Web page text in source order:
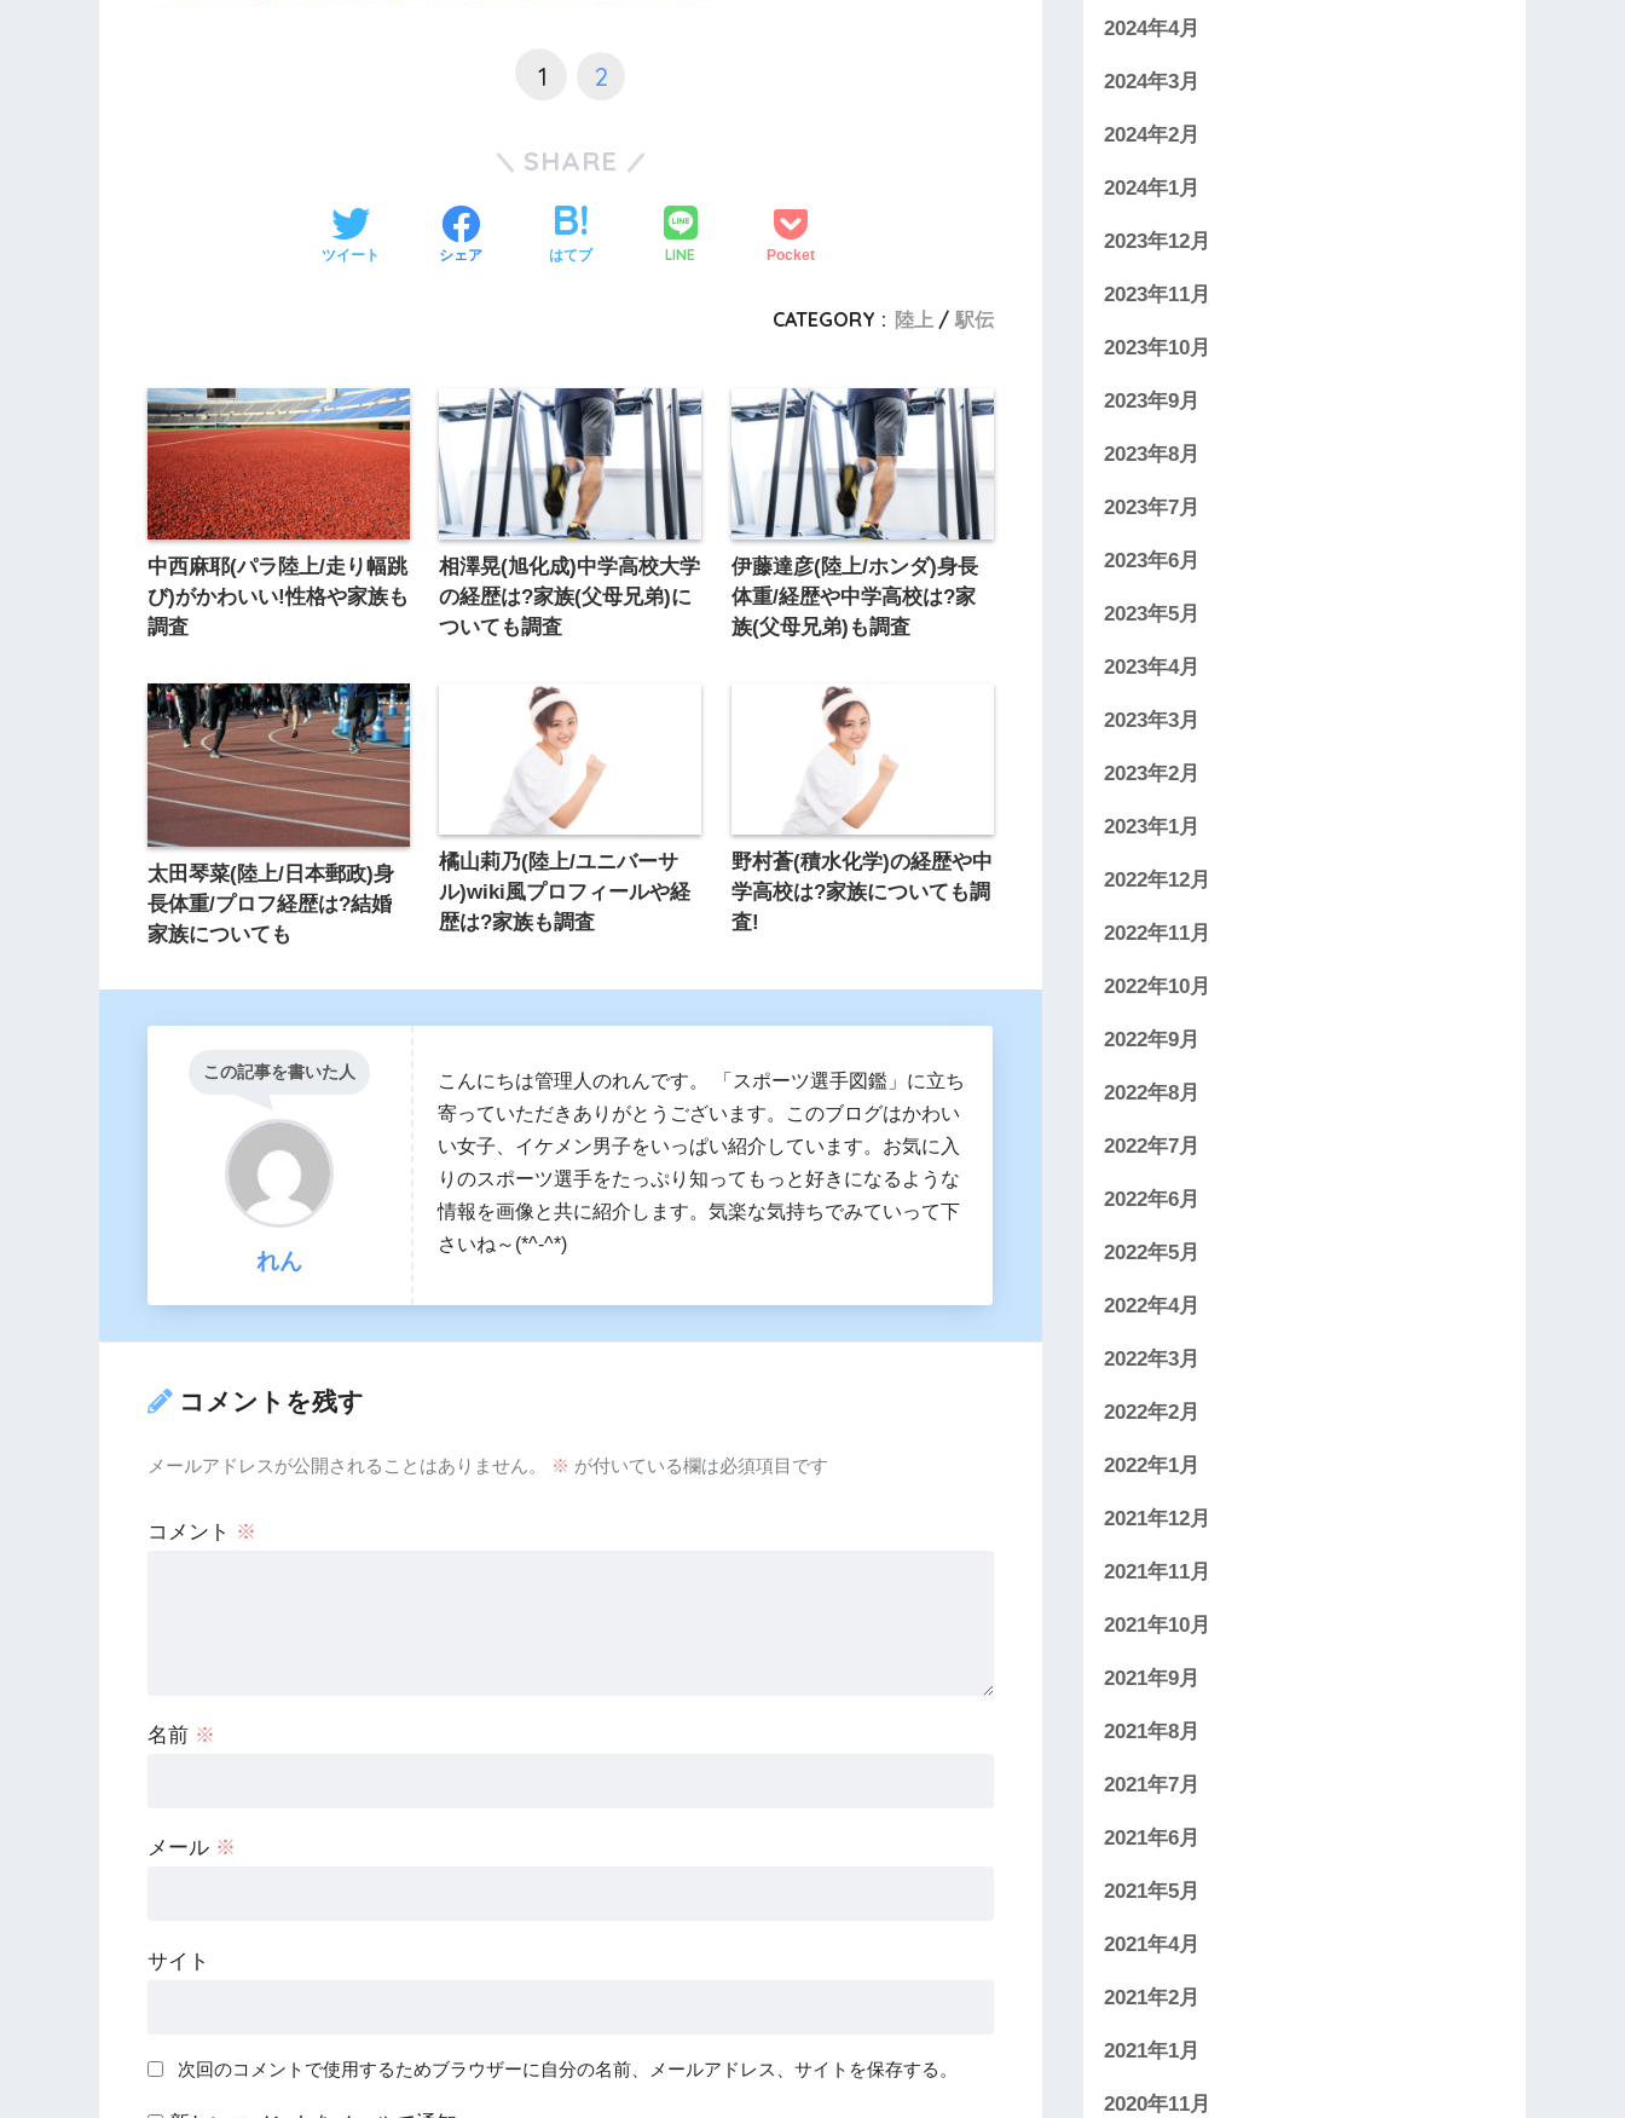
1 2
SHARE
ツイート シェア はてブ LINE Pocket
CATEGORY : 陸上 駅伝
中西麻耶(パラ陸上/走り幅跳
び)がかわいい!性格や家族も
調査
相澤晃(旭化成)中学高校大学
の経歴は?家族(父母兄弟)に
ついても調査
伊藤達彦(陸上/ホンダ)身長
体重/経歴や中学高校は?家
族(父母兄弟)も調査
太田琴菜(陸上/日本郵政)身
長体重/プロフ経歴は?結婚
家族についても
橘山莉乃(陸上/ユニバーサ
ル)wiki風プロフィールや経
歴は?家族も調査
野村蒼(積水化学)の経歴や中
学高校は?家族についても調
査!
この記事を書いた人
れん
こんにちは管理人のれんです。 「スポーツ選手図鑑」に立ち
寄っていただきありがとうございます。このブログはかわい
い女子、イケメン男子をいっぱい紹介しています。お気に入
りのスポーツ選手をたっぷり知ってもっと好きになるような
情報を画像と共に紹介します。気楽な気持ちでみていって下
さいね～(*^-^*)
コメントを残す
メールアドレスが公開されることはありません。 ※ が付いている欄は必須項目です
コメント ※
名前 ※
メール ※
サイト
次回のコメントで使用するためブラウザーに自分の名前、メールアドレス、サイトを保存する。
2024年4月
2024年3月
2024年2月
2024年1月
2023年12月
2023年11月
2023年10月
2023年9月
2023年8月
2023年7月
2023年6月
2023年5月
2023年4月
2023年3月
2023年2月
2023年1月
2022年12月
2022年11月
2022年10月
2022年9月
2022年8月
2022年7月
2022年6月
2022年5月
2022年4月
2022年3月
2022年2月
2022年1月
2021年12月
2021年11月
2021年10月
2021年9月
2021年8月
2021年7月
2021年6月
2021年5月
2021年4月
2021年2月
2021年1月
2020年11月